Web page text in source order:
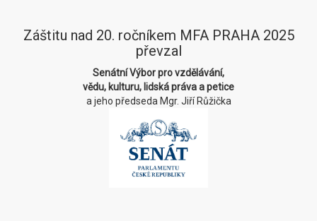
Záštitu nad 20. ročníkem MFA PRAHA 2025
převzal
Senátní Výbor pro vzdělávání,
vědu, kulturu, lidská práva a petice
a jeho předseda Mgr. Jiří Růžička